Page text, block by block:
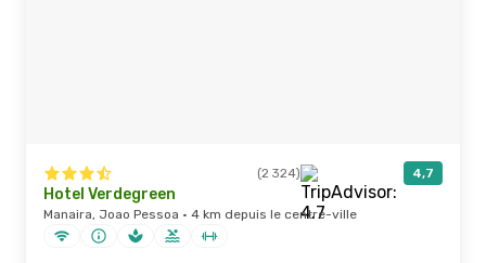
(2 324) 4,7
Hotel Verdegreen
Manaira, Joao Pessoa · 4 km depuis le centre-ville